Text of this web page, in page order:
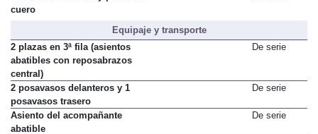
Volante de 3 radios y pomo en
Equipaje y transporte
2 plazas en 3ª fila (asientos
abatibles con reposabrazos
central)
2 posavasos delanteros y 1
posavasos trasero
Asiento del acompañante